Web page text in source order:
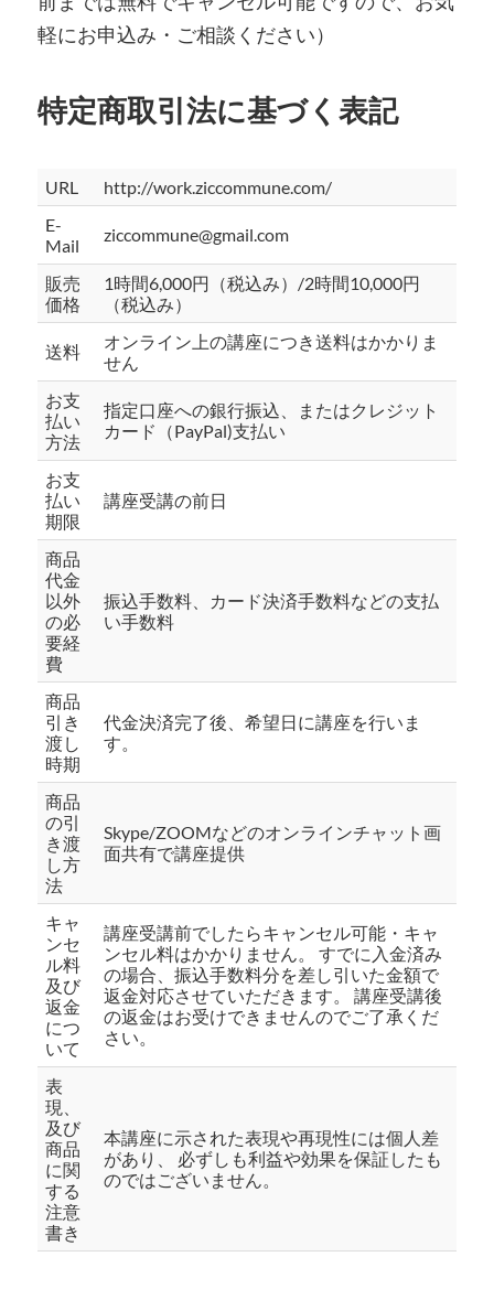
軽にお申込み・ご相談ください）
特定商取引法に基づく表記
URL
http://work.ziccommune.com/
E-
Mail
ziccommune@gmail.com
販売
価格
1時間6,000円（税込み）/2時間10,000円
（税込み）
送料
オンライン上の講座につき送料はかかりま
せん
お支
払い
方法
指定口座への銀行振込、またはクレジット
カード（PayPal)支払い
お支
払い
期限
講座受講の前日
商品
代金
以外
の必
要経
費
振込手数料、カード決済手数料などの支払
い手数料
商品
引き
渡し
時期
代金決済完了後、希望日に講座を行いま
す。
商品
の引
き渡
し方
法
Skype/ZOOMなどのオンラインチャット画
面共有で講座提供
キャ
ンセ
ル料
及び
返金
につ
いて
講座受講前でしたらキャンセル可能・キャ
ンセル料はかかりません。 すでに入金済み
の場合、振込手数料分を差し引いた金額で
返金対応させていただきます。 講座受講後
の返金はお受けできませんのでご了承くだ
さい。
表
現、
及び
商品
に関
する
注意
書き
本講座に示された表現や再現性には個人差
があり、 必ずしも利益や効果を保証したも
のではございません。